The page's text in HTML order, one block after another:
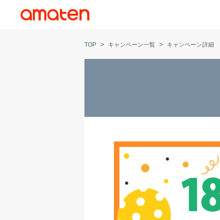
TOP > キャンペーン一覧 > キャンペーン詳細